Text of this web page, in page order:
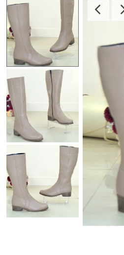
Curele
Lenjerii de Pat
Viziere
Catalog
Contact
Autentificare sau creeaza cont
client